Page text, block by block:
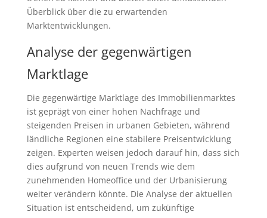
Überblick über die zu erwartenden
Marktentwicklungen.
Analyse der gegenwärtigen
Marktlage
Die gegenwärtige Marktlage des Immobilienmarktes
ist geprägt von einer hohen Nachfrage und
steigenden Preisen in urbanen Gebieten, während
ländliche Regionen eine stabilere Preisentwicklung
zeigen. Experten weisen jedoch darauf hin, dass sich
dies aufgrund von neuen Trends wie dem
zunehmenden Homeoffice und der Urbanisierung
weiter verändern könnte. Die Analyse der aktuellen
Situation ist entscheidend, um zukünftige